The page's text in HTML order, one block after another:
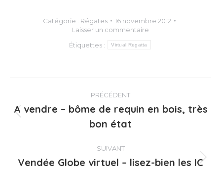
Catégorie : Régates
16 novembre 2012
Laisser un commentaire
Étiquettes :
Virtual Regatta
Navigation
article
PRÉCÉDENT
Article
précédent
A vendre – bôme de requin en bois, très
bon état
SUIVANT
Article
Vendée Globe virtuel – lisez-bien les IC